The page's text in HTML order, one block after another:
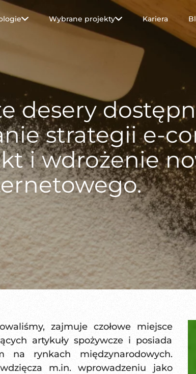
Wybrane projekty Kariera
desery
strategii e-
i wdrożenie
zajmuje czołowe miejsce
artykuły spożywcze i posiada
na rynkach międzynarodowych.
m.in. wprowadzeniu jako